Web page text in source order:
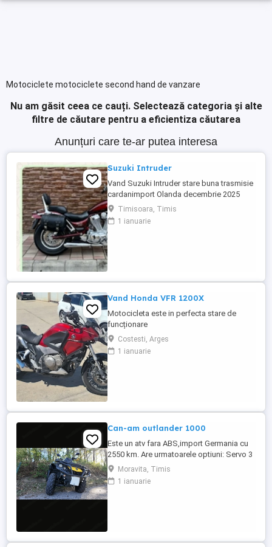
Motociclete motociclete second hand de vanzare
Nu am găsit ceea ce cauți. Selectează categoria și alte
filtre de căutare pentru a eficientiza căutarea
Anunțuri care te-ar putea interesa
Suzuki Intruder
Vand Suzuki Intruder stare buna trasmisie
cardanimport Olanda decembrie 2025
inmatriculat RO IN FEBRUARIE Nu raspund
la mesaje.Schimb cu ATV plus sau minus
diferenta
Timisoara, Timis
1 ianuarie
Vand Honda VFR 1200X
Motocicleta este in perfecta stare de
funcționare
Costesti, Arges
1 ianuarie
Can-am outlander 1000
Este un atv fara ABS,import Germania cu
2550 km. Are urmatoarele optiuni: Servo 3
nivele Suspensie FOX cu rebound Bullbar
fata Bullbar spate Handguardurile Can am
Jante beadlock
Moravita, Timis
1 ianuarie